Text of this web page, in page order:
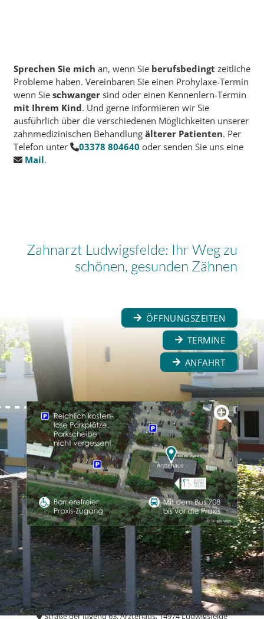
Sprechen Sie mich an, wenn Sie berufsbedingt zeitliche
Probleme haben. Vereinbaren Sie einen Prohylaxe-Termin
wenn Sie schwangersind oder einen Kennenlern-Termin
mit Ihrem Kind. Und gerne informieren wir Sie
ausführlich über die verschiedenen Möglichkeiten unserer
zahnmedizinischen Behandlung älterer Patienten. Per
Telefon unter
03378 804640 oder senden Sie uns eine
Mail.
Zahnarzt Ludwigsfelde: Ihr Weg zu
schönen, gesunden Zähnen
ÖFFNUNGSZEITEN
TERMINE
ANFAHRT
Zahnarzt-Praxis Dr. Laura Fuchs
Straße der Jugend 63, Ärztehaus, 14974 Ludwigsfelde